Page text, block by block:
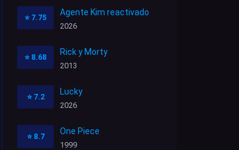
⭐ 7.75
Agente Kim reactivado
2026
⭐ 8.68
Rick y Morty
2013
⭐ 7.2
Lucky
2026
⭐ 8.7
One Piece
1999